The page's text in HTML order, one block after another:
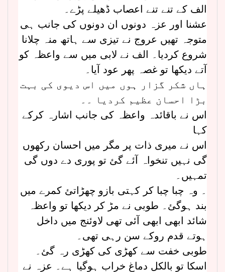
الف کے تنے تنے اعصاب ڈھیلے پڑے۔
عشنا اور عزہ دونوں ان دونوں کی جانب ہی
متوجہ تھیں عروج نے تیزی سے ہاتھ منہ چلانا
شروع کردیا۔ الف نے لابی میں سے واعظہ کو
آتے دیکھا تو غصہ پھر عود آیا۔
ہاں شکر گزار ہوں میں اس دیوی کی بہت
بڑا احسان عظیم کردیا ۔۔
اس نے باقائدہ واعظہ کی جانب اشارہ کرکے
کہا
اس نے میری ذات پر مگر میں احسان رکھوں
گی نہیں تنخواہ آئے گئ تو پوری دے دوں گی
تمہیں۔
۔ وہ چبا چبا کر کہتی بازو چھڑاتئ کمرے میں
بند ہوگئ۔ طوبی نے مڑ کر دیکھا تو واعظہ
شائد ابھی ابھی آئی تھی لاوئنج میں داخل
ہوتے قدم روکے سن رہی تھی۔
طوبی خفت سے کھڑی کی کھڑی رہ گئ۔
اسکا تو بالکل دماغ خراب ہوگیا ہے۔ عزہ نے